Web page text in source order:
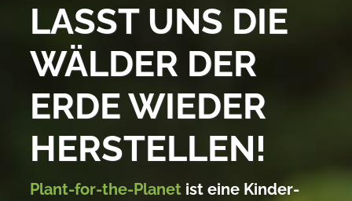
LASST UNS DIE
WÄLDER DER
ERDE WIEDER
HERSTELLEN!
Plant-for-the-Planet ist eine Kinder-